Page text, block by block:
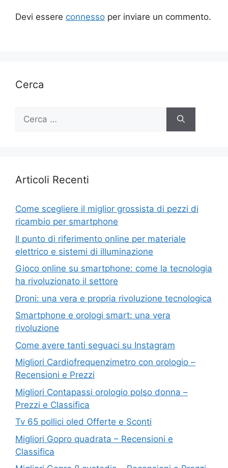
Devi essere connesso per inviare un commento.
Cerca
Ricerca
Articoli Recenti
Come scegliere il miglior grossista di pezzi di
ricambio per smartphone
Il punto di riferimento online per materiale
elettrico e sistemi di illuminazione
Gioco online su smartphone: come la tecnologia
ha rivoluzionato il settore
Droni: una vera e propria rivoluzione tecnologica
Smartphone e orologi smart: una vera
rivoluzione
Come avere tanti seguaci su Instagram
Migliori Cardiofrequenzimetro con orologio –
Recensioni e Prezzi
Migliori Contapassi orologio polso donna –
Prezzi e Classifica
Tv 65 pollici oled Offerte e Sconti
Migliori Gopro quadrata – Recensioni e
Classifica